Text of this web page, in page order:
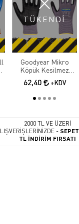
TÜKENDİ
Goodyear Mikro
Köpük Kesilmez
Eldiven 1716
62,40 +KDV
2000 TL VE ÜZERİ
-
TL İNDİRİM FIRSATI